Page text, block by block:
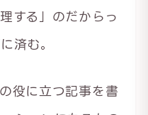
する」のだからっ
済む。
役に立つ記事を書